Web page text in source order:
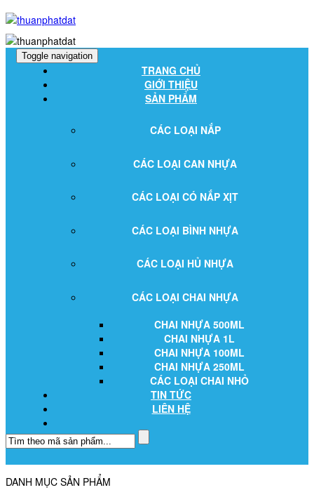
Toggle navigation
TRANG CHỦ
GIỚI THIỆU
SẢN PHẨM
CÁC LOẠI NẮP
CÁC LOẠI CAN NHỰA
CÁC LOẠI CÓ NẮP XỊT
CÁC LOẠI BÌNH NHỰA
CÁC LOẠI HỦ NHỰA
CÁC LOẠI CHAI NHỰA
CHAI NHỰA 500ML
CHAI NHỰA 1L
CHAI NHỰA 100ML
CHAI NHỰA 250ML
CÁC LOẠI CHAI NHỎ
TIN TỨC
LIÊN HỆ
DANH MỤC SẢN PHẨM